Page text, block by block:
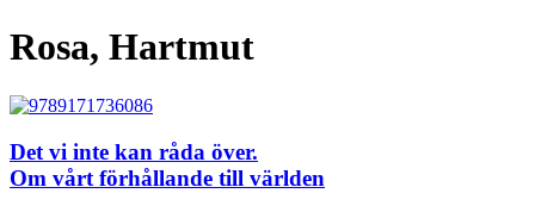
Rosa, Hartmut
Det vi inte kan råda över.
Om vårt förhållande till världen